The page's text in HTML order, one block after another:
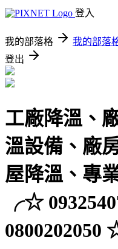
登入
我的部落格 我的部落
登出
工廠降溫、
溫設備、廠
屋降溫、專
╭☆